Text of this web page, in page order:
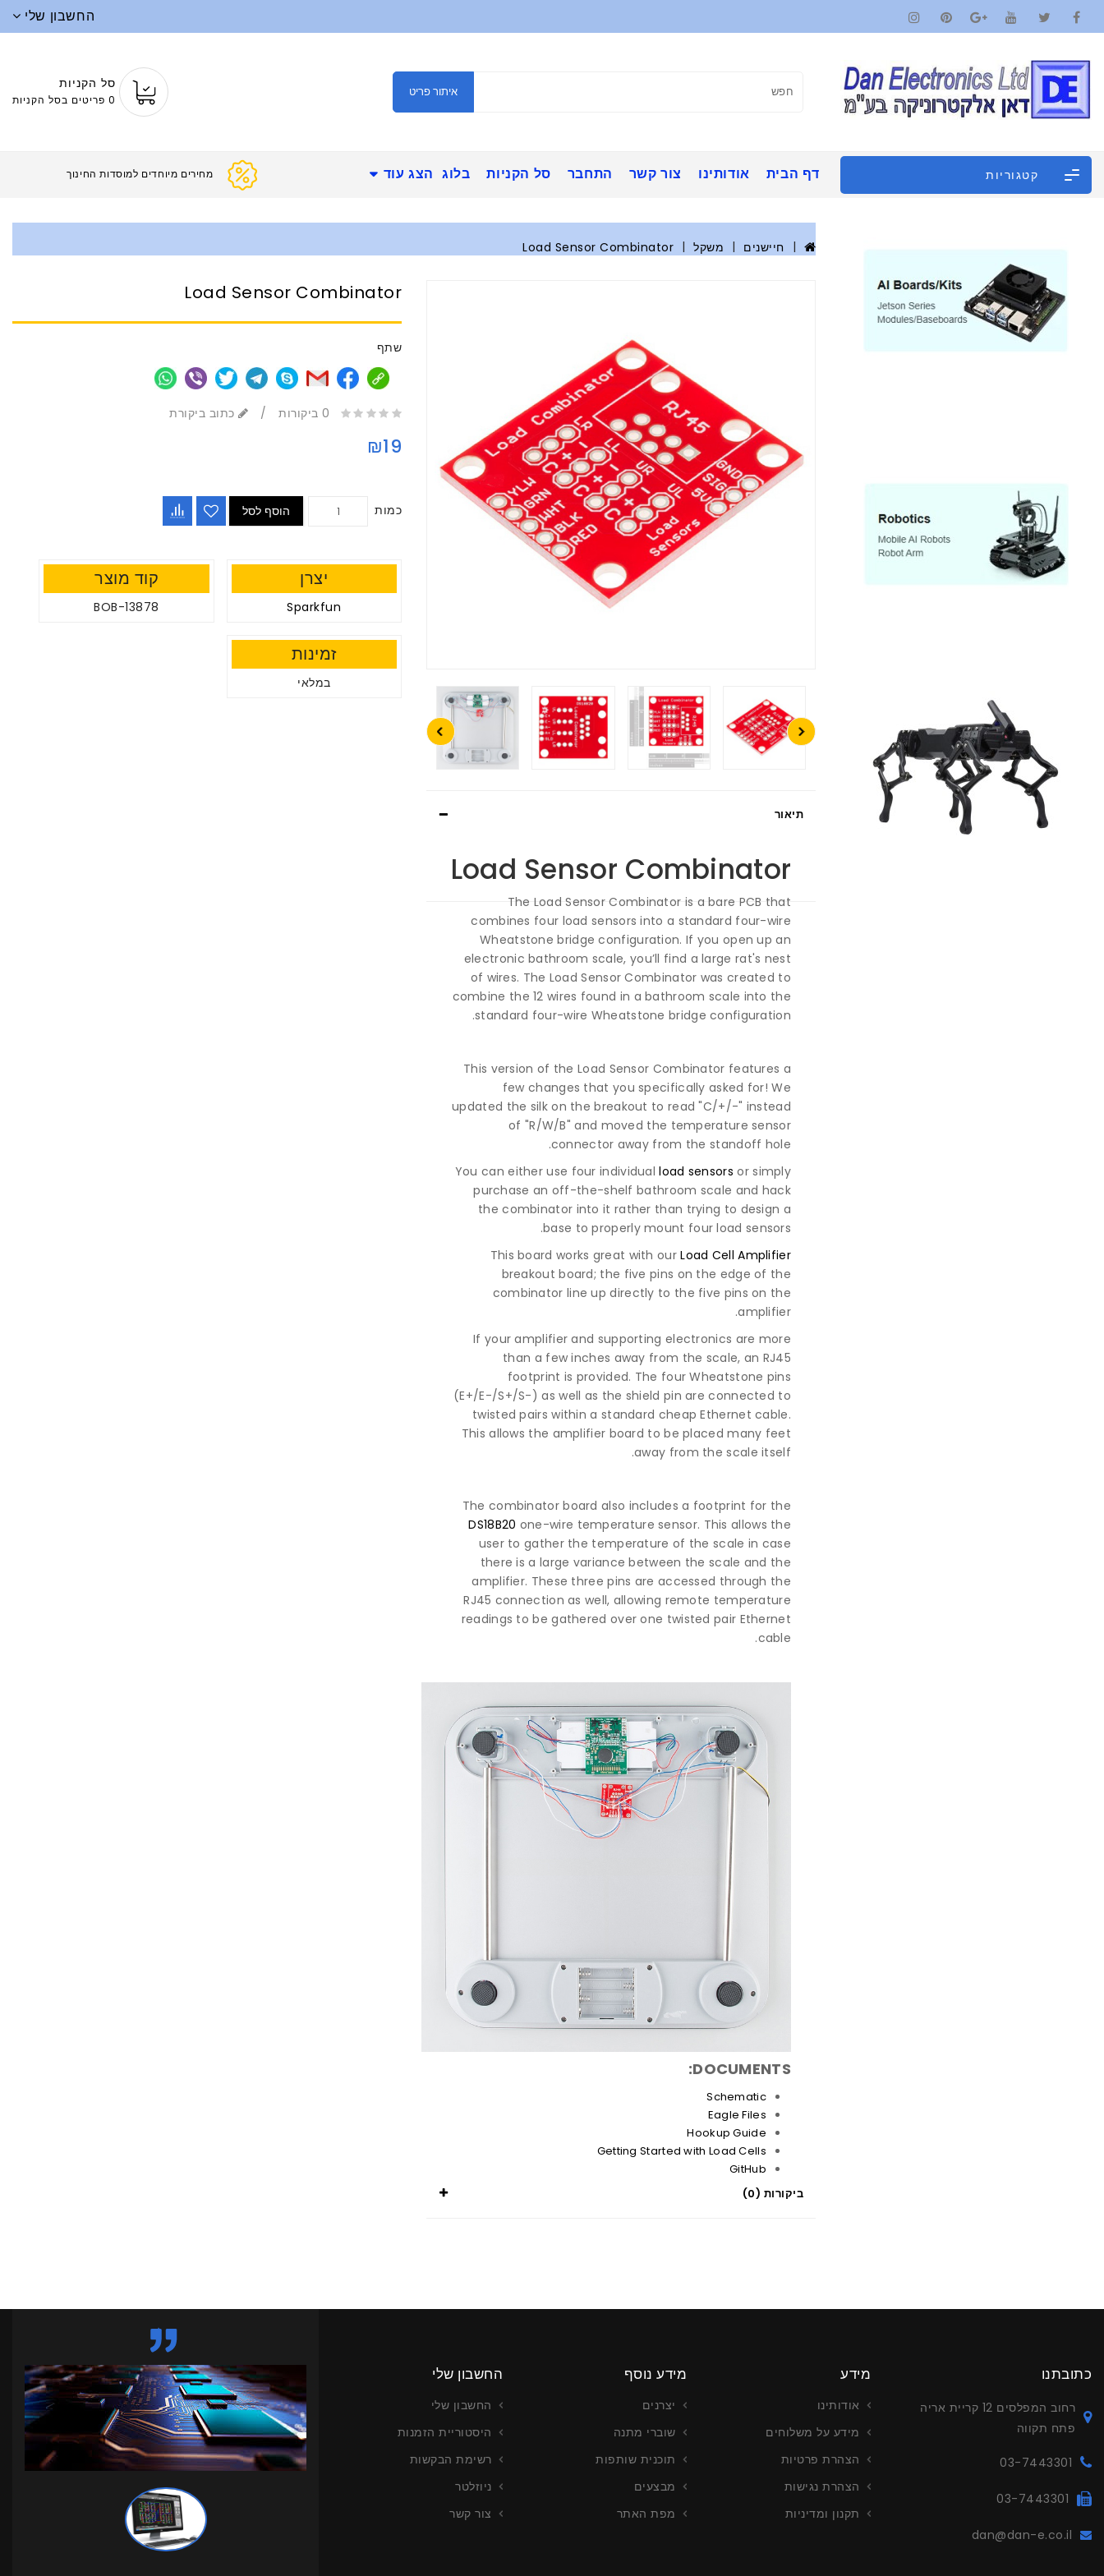
החשבון שלי
איתור פריט
סל הקניות
0 פריטים בסל הקניות
קטגוריות דף הבית אודותינו צור קשר התחבר סל הקניות בלוג הצג עוד מחירים מיוחדים למוסדות ה
חיישנים משקל Load Sensor Combinator
תיאור
Load Sensor Combinator
The Load Sensor Combinator is a bare PCB that
combines four load sensors into a standard four-wire
Wheatstone bridge configuration. If you open up an
electronic bathroom scale, you’ll find a large rat's nest
of wires. The Load Sensor Combinator was created to
combine the 12 wires found in a bathroom scale into the
standard four-wire Wheatstone bridge configuration.
This version of the Load Sensor Combinator features a
few changes that you specifically asked for! We
updated the silk on the breakout to read "C/+/-" instead
of "R/W/B" and moved the temperature sensor
connector away from the standoff hole.
You can either use four individualload sensors or simply
purchase an off-the-shelf bathroom scale and hack
the combinator into it rather than trying to design a
base to properly mount four load sensors.
This board works great with ourLoad Cell Amplifier
breakout board; the five pins on the edge of the
combinator line up directly to the five pins on the
amplifier.
If your amplifier and supporting electronics are more
than a few inches away from the scale, an RJ45
footprint is provided. The four Wheatstone pins
(E+/E-/S+/S-) as well as the shield pin are connected to
twisted pairs within a standard cheap Ethernet cable.
This allows the amplifier board to be placed many feet
away from the scale itself.
The combinator board also includes a footprint for the
DS18B20 one-wire temperature sensor. This allows the
user to gather the temperature of the scale in case
there is a large variance between the scale and the
amplifier. These three pins are accessed through the
RJ45 connection as well, allowing remote temperature
readings to be gathered over one twisted pair Ethernet
cable.
DOCUMENTS:
Schematic
Eagle Files
Hookup Guide
Getting Started with Load Cells
GitHub
ביקורות (0)
Load Sensor Combinator
שתף
0 ביקורות / כתוב ביקורת
₪19
כמות הוסף לסל
יצרן
Sparkfun
קוד מוצר
BOB-13878
זמינות
במלאי
כתובתנו
רחוב המפלסים 12 קריית אריה
פתח תקווה
03-7443301
03-7443301
dan@dan-e.co.il
מידע
אודותינו
מידע על משלוחים
הצהרת פרטיות
הצהרת נגישות
תקנון ומדיניות
מידע נוסף
יצרנים
שוברי מתנה
תוכנית שותפות
מבצעים
מפת האתר
החשבון שלי
החשבון שלי
היסטוריית הזמנות
רשימת הבקשות
ניוזלטר
צור קשר